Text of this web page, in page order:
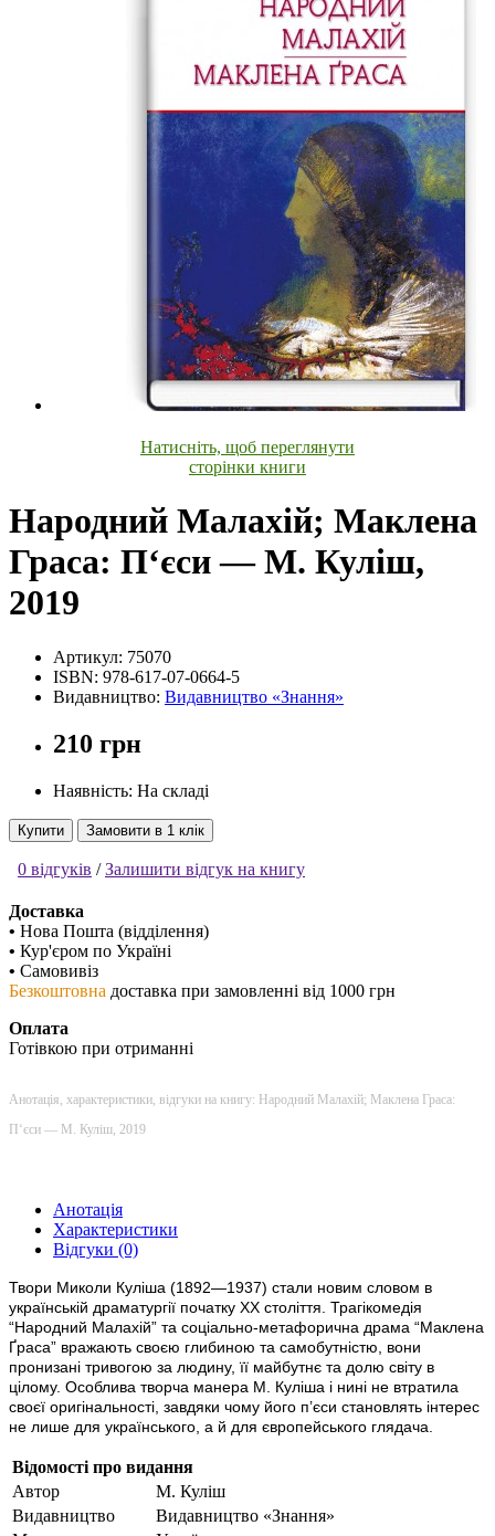
Натисніть, щоб переглянути
сторінки книги
Народний Малахій; Маклена
Граса: П‘єси — М. Куліш,
2019
Артикул: 75070
ISBN: 978-617-07-0664-5
Видавництво: Видавництво «Знання»
210 грн
Наявність: На складі
Купити Замовити в 1 клік
0 відгуків /Залишити відгук на книгу
Доставка
• Нова Пошта (відділення)
• Кур'єром по Україні
• Самовивіз
Безкоштовна доставка при замовленні від 1000 грн
Оплата
Готівкою при отриманні
Анотація, характеристики, відгуки на книгу: Народний Малахій; Маклена Граса:
П‘єси — М. Куліш, 2019
Анотація
Характеристики
Відгуки (0)
Твори Миколи Куліша (1892—1937) стали новим словом в
українській драматургії початку ХХ століття. Трагікомедія
“Народний Малахій” та соціально-метафорична драма “Маклена
Ґраса” вражають своєю глибиною та самобутністю, вони
пронизані тривогою за людину, її майбутнє та долю світу в
цілому. Особлива творча манера М. Куліша і нині не втратила
своєї оригінальності, завдяки чому його п’єси становлять інтерес
не лише для українського, а й для європейського глядача.
Відомості про видання
Автор
М. Куліш
Видавництво
Видавництво «Знання»